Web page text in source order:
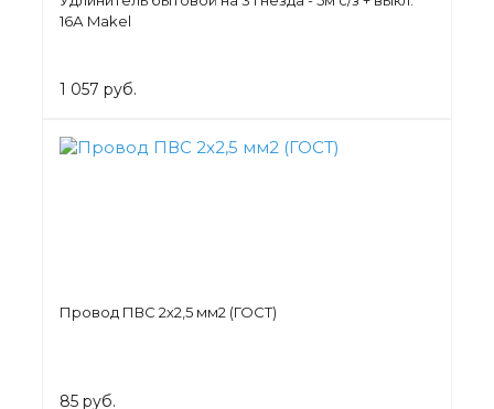
16А Makel
1 057 руб.
Провод ПВС 2х2,5 мм2 (ГОСТ)
85 руб.